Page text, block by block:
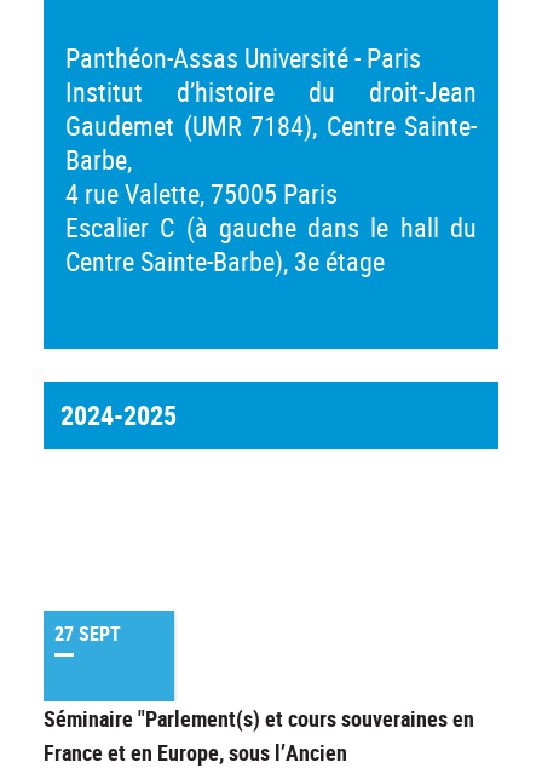
Panthéon-Assas Université - Paris
Institut d’histoire du droit-Jean
Gaudemet (UMR 7184), Centre Sainte-
Barbe,
4 rue Valette, 75005 Paris
Escalier C (à gauche dans le hall du
Centre Sainte-Barbe), 3e étage
2024-2025
27 SEPT
Séminaire "Parlement(s) et cours souveraines en
France et en Europe, sous l’Ancien